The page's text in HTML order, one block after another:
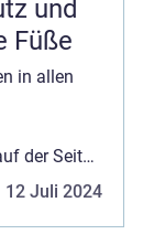
und
Füße
in allen
der Seite
12 Juli 2024